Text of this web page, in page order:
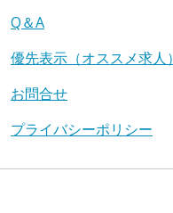
Q＆A
優先表示（オススメ求人）
お問合せ
プライバシーポリシー